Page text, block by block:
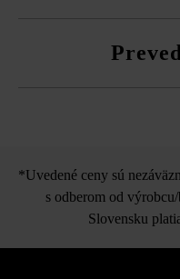
*Uvedené ceny sú
s odberom od
Slovensku